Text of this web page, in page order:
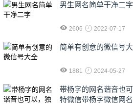
男生网名简单干净二字
2606 2022-07-17
简单有创意的微信号
1881 2024-05-27
带杨字的网名谐音也
特微信带杨字微信网名